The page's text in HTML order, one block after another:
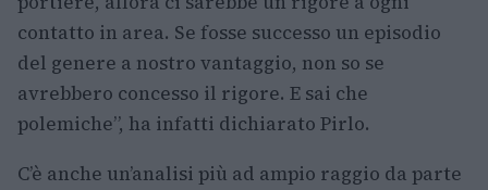
contatto in area. Se fosse successo un episodio
del genere a nostro vantaggio, non so se
avrebbero concesso il rigore. E sai che
polemiche”, ha infatti dichiarato Pirlo.
C’è anche un’analisi più ad ampio raggio da parte